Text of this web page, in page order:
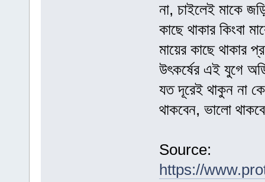
না, চাইলেই মাকে
কাছে থাকার কিংবা
মায়ের কাছে থাকার
উৎকর্ষের এই যুগে
যত দূরেই থাকুন না
থাকবেন, ভালো
Source:
https://